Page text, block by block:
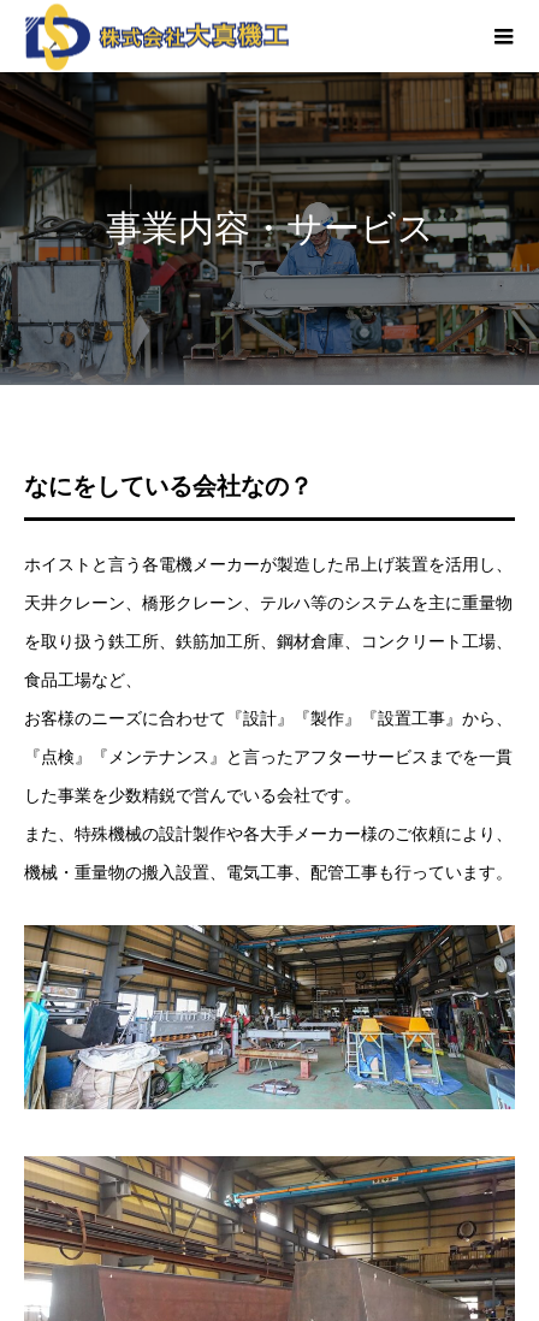
事業内容・サービス
なにをしている会社なの？
ホイストと言う各電機メーカーが製造した吊上げ装置を活用し、
天井クレーン、橋形クレーン、テルハ等のシステムを主に重量物
を取り扱う鉄工所、鉄筋加工所、鋼材倉庫、コンクリート工場、
食品工場など、
お客様のニーズに合わせて『設計』『製作』『設置工事』から、
『点検』『メンテナンス』と言ったアフターサービスまでを一貫
した事業を少数精鋭で営んでいる会社です。
また、特殊機械の設計製作や各大手メーカー様のご依頼により、
機械・重量物の搬入設置、電気工事、配管工事も行っています。